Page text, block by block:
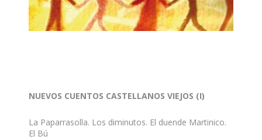
NUEVOS CUENTOS CASTELLANOS VIEJOS (I)
La Paparrasolla. Los diminutos. El duende Martinico.
El Bú